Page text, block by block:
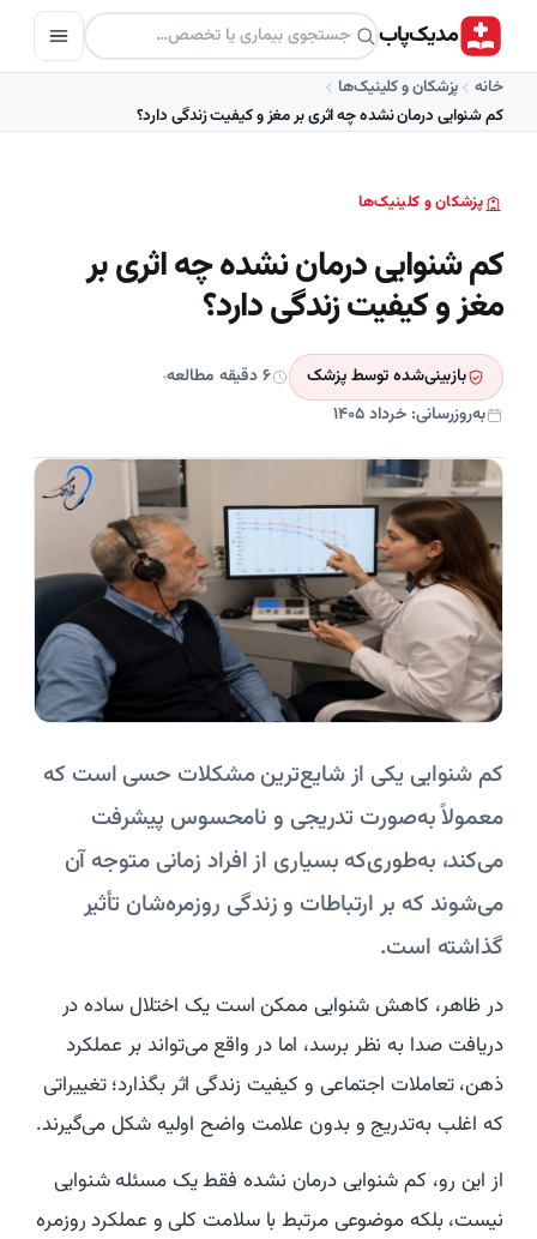
مدیک‌پاب
خانه
پزشکان و کلینیک‌ها
کم‌ شنوایی درمان نشده چه اثری بر مغز و کیفیت زندگی دارد؟
پزشکان و کلینیک‌ها
کم‌ شنوایی درمان نشده چه اثری بر
مغز و کیفیت زندگی دارد؟
بازبینی‌شده توسط پزشک
۶ دقیقه مطالعه
به‌روزرسانی: خرداد ۱۴۰۵
کم‌ شنوایی یکی از شایع‌ترین مشکلات حسی است که
معمولاً به‌صورت تدریجی و نامحسوس پیشرفت
می‌کند، به‌طوری‌که بسیاری از افراد زمانی متوجه آن
می‌شوند که بر ارتباطات و زندگی روزمره‌شان تأثیر
گذاشته است.
در ظاهر، کاهش شنوایی ممکن است یک اختلال ساده در
دریافت صدا به نظر برسد، اما در واقع می‌تواند بر عملکرد
ذهن، تعاملات اجتماعی و کیفیت زندگی اثر بگذارد؛ تغییراتی
که اغلب به‌تدریج و بدون علامت واضح اولیه شکل می‌گیرند.
از این رو، کم‌ شنوایی درمان ‌نشده فقط یک مسئله شنوایی
نیست، بلکه موضوعی مرتبط با سلامت کلی و عملکرد روزمره